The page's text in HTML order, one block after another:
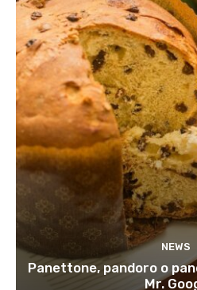
NEWS
Panettone, pandoro o
Mr.